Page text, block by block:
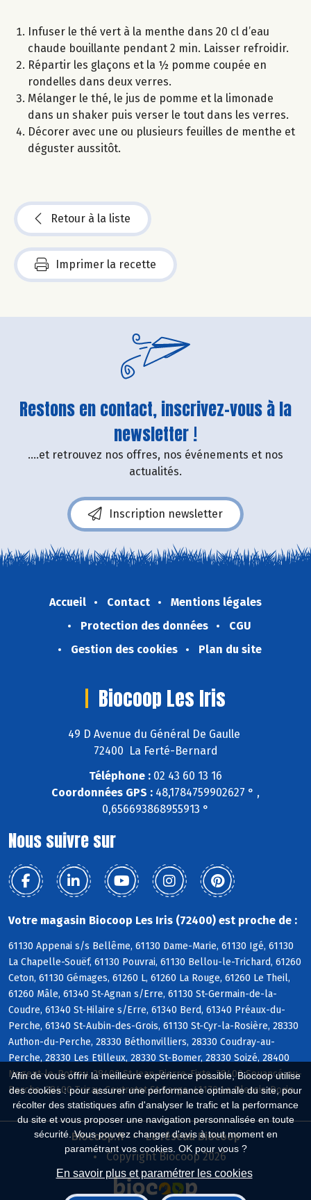
Afin de vous offrir la meilleure expérience possible, Biocoop utilise
des cookies : pour assurer une performance optimale du site, pour
récolter des statistiques afin d'analyser le trafic et la performance
du site et vous proposer une navigation personnalisée en toute
sécurité. Vous pouvez changer d'avis à tout moment en
paramétrant vos cookies. OK pour vous ?
En savoir plus et paramétrer les cookies
Infuser le thé vert à la menthe dans 20 cl d’eau
chaude bouillante pendant 2 min. Laisser refroidir.
Répartir les glaçons et la ½ pomme coupée en
rondelles dans deux verres.
Mélanger le thé, le jus de pomme et la limonade
dans un shaker puis verser le tout dans les verres.
Décorer avec une ou plusieurs feuilles de menthe et
déguster aussitôt.
Retour à la liste
Imprimer la recette
Restons en contact, inscrivez-vous à la
newsletter !
....et retrouvez nos offres, nos événements et nos
actualités.
Inscription newsletter
Accueil Contact
Mentions légales
Protection des données
CGU
Gestion des cookies
Plan du site
Biocoop Les Iris
49 D Avenue du Général De Gaulle
72400 La Ferté-Bernard
Téléphone : 02 43 60 13 16
Coordonnées GPS : 48,1784759902627 ° ,
0,656693868955913 °
Nous suivre sur
Votre magasin Biocoop Les Iris (72400) est proche de :
61130 Appenai s/s Bellême, 61130 Dame-Marie, 61130 Igé, 61130
La Chapelle-Souëf, 61130 Pouvrai, 61130 Bellou-le-Trichard, 61260
Ceton, 61130 Gémages, 61260 L, 61260 La Rouge, 61260 Le Theil,
61260 Mâle, 61340 St-Agnan s/Erre, 61130 St-Germain-de-la-
Coudre, 61340 St-Hilaire s/Erre, 61340 Berd, 61340 Préaux-du-
Perche, 61340 St-Aubin-des-Grois, 61130 St-Cyr-la-Rosière, 28330
Authon-du-Perche, 28330 Béthonvilliers, 28330 Coudray-au-
Perche, 28330 Les Etilleux, 28330 St-Bomer, 28330 Soizé, 28400
Nogent-le-Rotrou, 28400 St-Jean-Pierre-Fixte, 28400 Souancé-au-
Perche, 28400 Trizay-Coutretot-St-Serge, 41170 Le Plessis-Dorin
Biocoop.fr
Le réseau Biocoop
Copyright Biocoop 2026